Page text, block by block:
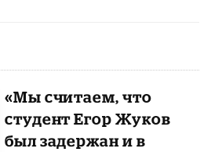
«Мы считаем, что
студент Егор Жуков
был задержан и в